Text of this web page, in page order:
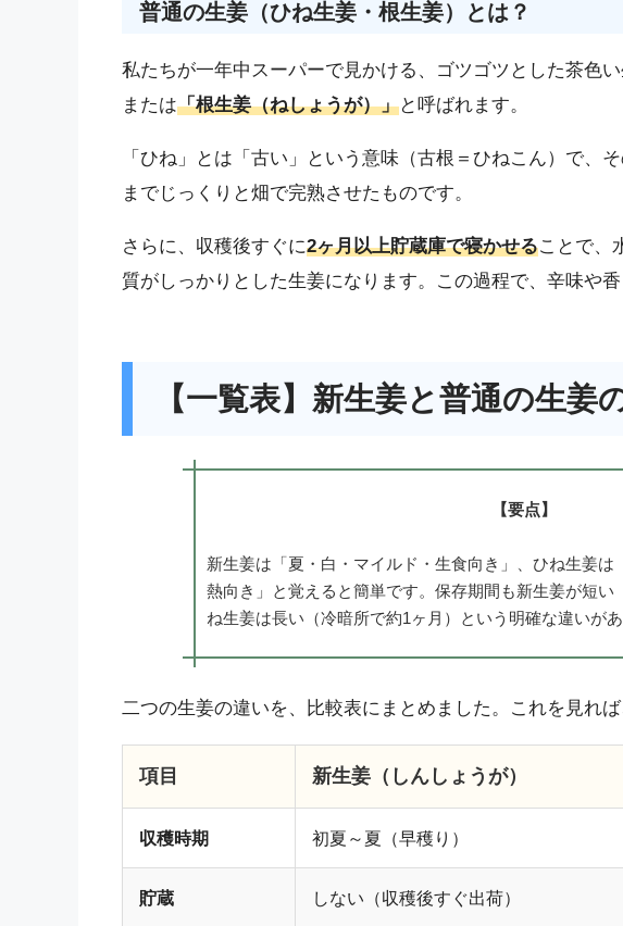
普通の生姜（ひね生姜・根生姜）とは？
私たちが一年中スーパーで見かける、ゴツゴツとした茶色
または「根生姜（ねしょうが）」と呼ばれます。
「ひね」とは「古い」という意味（古根＝ひねこん）で、
までじっくりと畑で完熟させたものです。
さらに、収穫後すぐに2ヶ月以上貯蔵庫で寝かせることで、
質がしっかりとした生姜になります。この過程で、辛味や
【一覧表】新生姜と普通の生姜
【要点】
新生姜は「夏・白・マイルド・生食向き」、ひね生姜は
熱向き」と覚えると簡単です。保存期間も新生姜が短い
ね生姜は長い（冷暗所で約1ヶ月）という明確な違いがあ
二つの生姜の違いを、比較表にまとめました。これを見れば
項目 新生姜（しんしょうが）
収穫時期 初夏～夏（早穫り）
貯蔵 しない（収穫後すぐ出荷）